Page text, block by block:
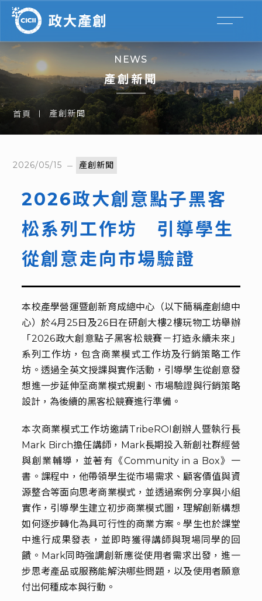
NEWS
產創新聞
首頁 產創新聞
2026/05/15 產創新聞
2026政大創意點子黑客
松系列工作坊 引導學生
從創意走向市場驗證
本校產學營運暨創新育成總中心（以下簡稱產創總中
心）於4月25日及26日在研創大樓2樓玩物工坊舉辦
「2026政大創意點子黑客松競賽－打造永續未來」
系列工作坊，包含商業模式工作坊及行銷策略工作
坊。透過全英文授課與實作活動，引導學生從創意發
想進一步延伸至商業模式規劃、市場驗證與行銷策略
設計，為後續的黑客松競賽進行準備。
本次商業模式工作坊邀請TribeROI創辦人暨執行長
Mark Birch擔任講師，Mark長期投入新創社群經營
與創業輔導，並著有《Community in a Box》一
書。課程中，他帶領學生從市場需求、顧客價值與資
源整合等面向思考商業模式，並透過案例分享與小組
實作，引導學生建立初步商業模式圖，理解創新構想
如何逐步轉化為具可行性的商業方案。學生也於課堂
中進行成果發表，並即時獲得講師與現場同學的回
饋。Mark同時強調創新應從使用者需求出發，進一
步思考產品或服務能解決哪些問題，以及使用者願意
付出何種成本與行動。